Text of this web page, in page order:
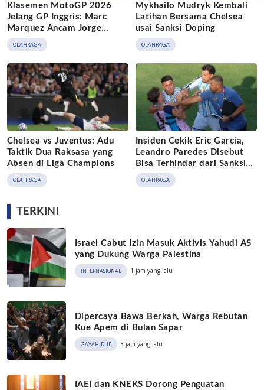
Klasemen MotoGP 2026
Jelang GP Inggris: Marc
Marquez Ancam Jorge
Martin
OLAHRAGA
Mykhailo Mudryk Kembali
Latihan Bersama Chelsea
usai Sanksi Doping
OLAHRAGA
Chelsea vs Juventus: Adu
Taktik Dua Raksasa yang
Absen di Liga Champions
OLAHRAGA
Insiden Cekik Eric Garcia,
Leandro Paredes Disebut
Bisa Terhindar dari Sanksi
FIFA
OLAHRAGA
TERKINI
Israel Cabut Izin Masuk Aktivis Yahudi AS
yang Dukung Warga Palestina
INTERNASIONAL 1 jam yang lalu
Dipercaya Bawa Berkah, Warga Rebutan
Kue Apem di Bulan Sapar
GAYAHIDUP 3 jam yang lalu
IAEI dan KNEKS Dorong Penguatan